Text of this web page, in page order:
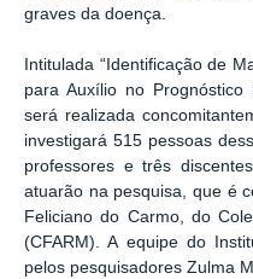
graves da doença.
Intitulada “Identificação de
para Auxílio no
será realizada
investigará 515 pessoas
professores e três
atuarão na pesquisa, que é
Feliciano do Carmo, do
(CFARM). A equipe do
pelos pesquisadores Zulma